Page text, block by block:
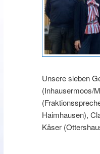
Unsere sieben
(Inhausermoos/
Haimhausen),
Käser